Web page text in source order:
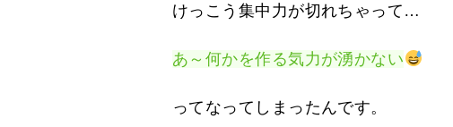
けっこう集中力が切れちゃって…
あ～何かを作る気力が湧かない
ってなってしまったんです。